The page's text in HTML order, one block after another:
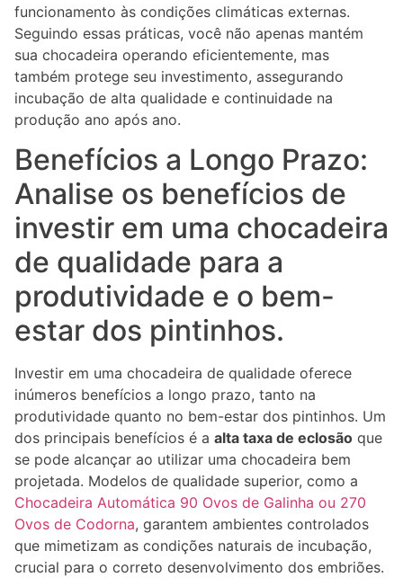
funcionamento às condições climáticas externas.
Seguindo essas práticas, você não apenas mantém
sua chocadeira operando eficientemente, mas
também protege seu investimento, assegurando
incubação de alta qualidade e continuidade na
produção ano após ano.
Benefícios a Longo Prazo:
Analise os benefícios de
investir em uma chocadeira
de qualidade para a
produtividade e o bem-
estar dos pintinhos.
Investir em uma chocadeira de qualidade oferece
inúmeros benefícios a longo prazo, tanto na
produtividade quanto no bem-estar dos pintinhos. Um
dos principais benefícios é a alta taxa de eclosão que
se pode alcançar ao utilizar uma chocadeira bem
projetada. Modelos de qualidade superior, como a
Chocadeira Automática 90 Ovos de Galinha ou 270
Ovos de Codorna, garantem ambientes controlados
que mimetizam as condições naturais de incubação,
crucial para o correto desenvolvimento dos embriões.